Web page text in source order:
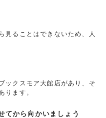
見ることはできないため、人
ックスモア大館店があり、そ
ります。
てから向かいましょう